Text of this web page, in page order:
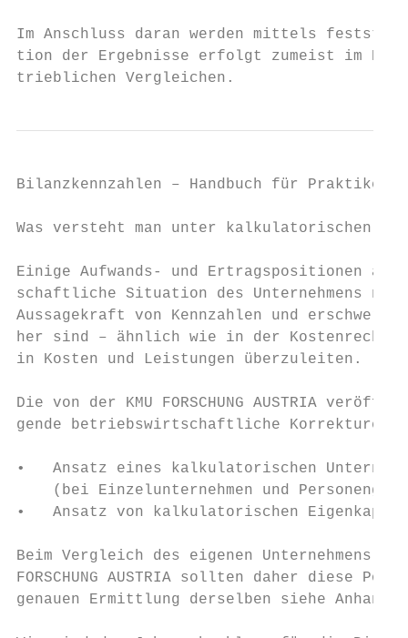
Im Anschluss daran werden mittels
tion der Ergebnisse erfolgt zumeist im
trieblichen Vergleichen.
Bilanzkennzahlen – Handbuch für Praktiker
Was versteht man unter kalkulatorischen
Einige Aufwands- und Ertragspositionen
schaftliche Situation des Unternehmens
Aussagekraft von Kennzahlen und
her sind – ähnlich wie in der
in Kosten und Leistungen überzuleiten.
Die von der KMU FORSCHUNG AUSTRIA
gende betriebswirtschaftliche Korrekturen:
•   Ansatz eines kalkulatorischen
(bei Einzelunternehmen und
•   Ansatz von kalkulatorischen
Beim Vergleich des eigenen Unternehmens
FORSCHUNG AUSTRIA sollten daher diese
genauen Ermittlung derselben siehe